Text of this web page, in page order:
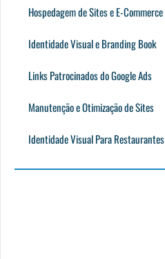
Hospedagem de Sites e E-Commerce
Identidade Visual e Branding Book
Links Patrocinados do Google Ads
Manutenção e Otimização de Sites
Identidade Visual Para Restaurantes